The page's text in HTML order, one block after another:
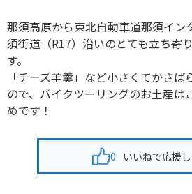
那須高原から東北自動車道那須イン
須街道（R17）沿いのとても立ち寄
す。
「チーズ羊羹」など小さくてかさ
ので、バイクツーリングのお土産は
めです！
0 いいねで応援し